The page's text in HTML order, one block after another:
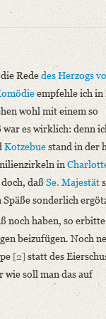
Flotow
erschlossen. –
Goethe- und
die Rede des
Rededes Herzogs
empfehle ich in
wohl mit einem so
es wirklich: denn
Kotzebuestand in der
in
daßSe. Majestät
sonderlich
noch haben, so erbitte
beizufügen. Noch
[2]statt des
soll man das auf